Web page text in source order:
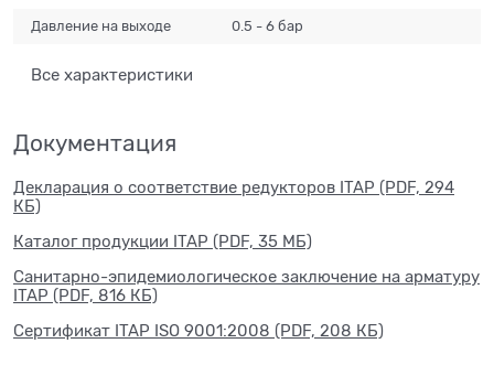
Давление на выходе 0.5 - 6 бар
Все характеристики
Документация
Декларация о соответствие редукторов ITAP (PDF, 294
КБ)
Каталог продукции ITAP (PDF, 35 МБ)
Санитарно-эпидемиологическое заключение на арматуру
ITAP (PDF, 816 КБ)
Сертификат ITAP ISO 9001:2008 (PDF, 208 КБ)